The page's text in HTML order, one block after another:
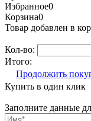
Избранное0
Корзина0
Товар добавлен в
Кол-во:
Итого:
Продолжить
Купить в один клик
Заполните данные